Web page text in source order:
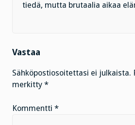
tiedä, mutta brutaalia aikaa
Vastaa
Sähköpostiosoitettasi ei julkaista.
merkitty *
Kommentti *